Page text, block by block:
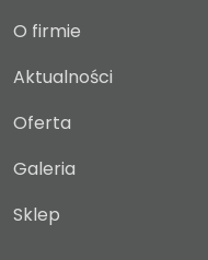
O firmie
Aktualności
Oferta
Galeria
Sklep